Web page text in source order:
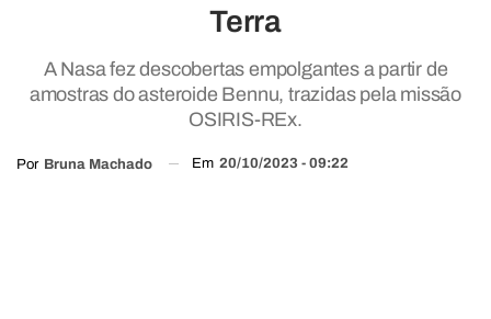
Terra
A Nasa fez descobertas empolgantes a partir de
amostras do asteroide Bennu, trazidas pela missão
OSIRIS-REx.
Por Bruna Machado Em 20/10/2023 - 09:22